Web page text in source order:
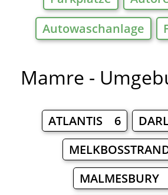
Autowaschanlage
Mamre -
ATLANTIS 6